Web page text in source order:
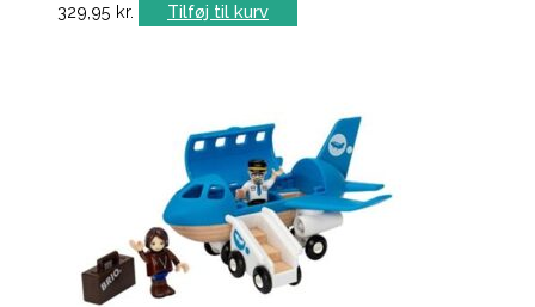
329,95 kr. Tilføj til kurv